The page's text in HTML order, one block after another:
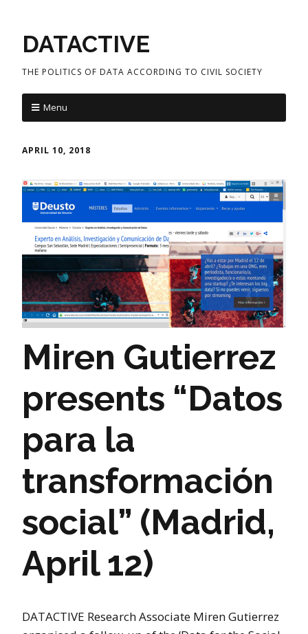
DATACTIVE
THE POLITICS OF DATA ACCORDING TO CIVIL SOCIETY
Menu
APRIL 10, 2018
Miren Gutierrez
presents “Datos
para la
transformación
social” (Madrid,
April 12)
DATACTIVE Research Associate Miren Gutierrez